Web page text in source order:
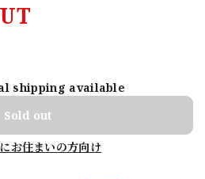
shipping available
Sold out
お住まいの方向け